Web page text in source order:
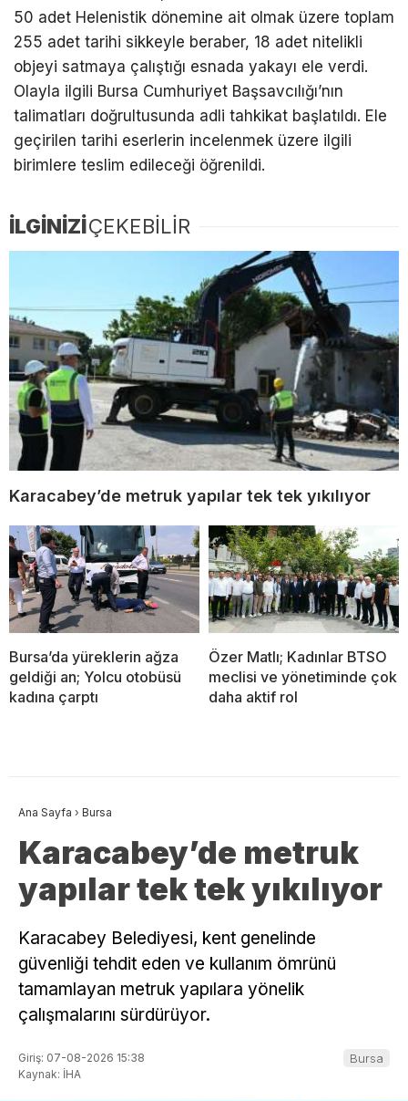
50 adet Helenistik dönemine ait olmak üzere toplam
255 adet tarihi sikkeyle beraber, 18 adet nitelikli
objeyi satmaya çalıştığı esnada yakayı ele verdi.
Olayla ilgili Bursa Cumhuriyet Başsavcılığı’nın
talimatları doğrultusunda adli tahkikat başlatıldı. Ele
geçirilen tarihi eserlerin incelenmek üzere ilgili
birimlere teslim edileceği öğrenildi.
İLGİNİZİÇEKEBİLİR
Karacabey’de metruk yapılar tek tek yıkılıyor
Bursa’da yüreklerin ağza
geldiği an; Yolcu otobüsü
kadına çarptı
Özer Matlı; Kadınlar BTSO
meclisi ve yönetiminde çok
daha aktif rol
Ana Sayfa › Bursa
Karacabey’de metruk
yapılar tek tek yıkılıyor
Karacabey Belediyesi, kent genelinde
güvenliği tehdit eden ve kullanım ömrünü
tamamlayan metruk yapılara yönelik
çalışmalarını sürdürüyor.
Giriş: 07-08-2026 15:38
Kaynak: İHA
Bursa